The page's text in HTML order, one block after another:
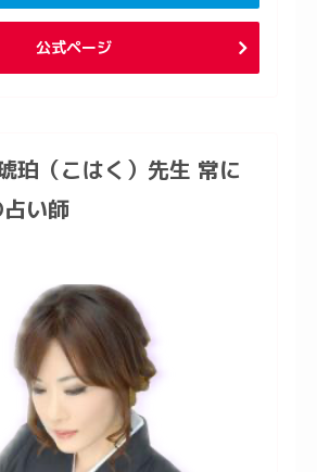
公式ページ
珀（こはく）先生 常に
い師